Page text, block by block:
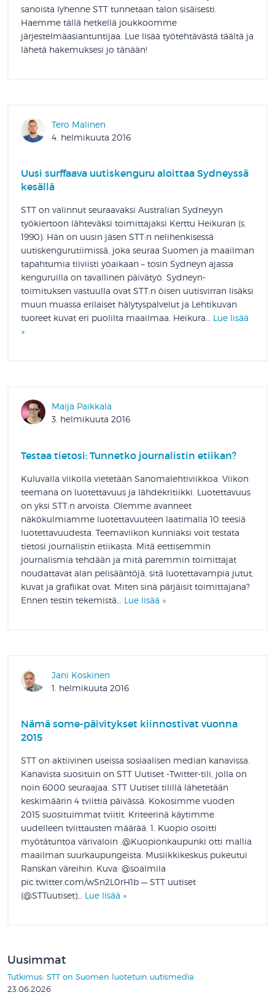
sanoista lyhenne STT tunnetaan talon sisäisesti.
Haemme tällä hetkellä joukkoomme
järjestelmäasiantuntijaa. Lue lisää työtehtävästä täältä ja
lähetä hakemuksesi jo tänään!
Tero Malinen
4. helmikuuta 2016
Uusi surffaava uutiskenguru aloittaa Sydneyssä
kesällä
STT on valinnut seuraavaksi Australian Sydneyyn
työkiertoon lähteväksi toimittajaksi Kerttu Heikuran (s.
1990). Hän on uusin jäsen STT:n nelihenkisessä
uutiskengurutiimissä, joka seuraa Suomen ja maailman
tapahtumia tiiviisti yöaikaan ­– tosin Sydneyn ajassa
kenguruilla on tavallinen päivätyö. Sydneyn-
toimituksen vastuulla ovat STT:n öisen uutisvirran lisäksi
muun muassa erilaiset hälytyspalvelut ja Lehtikuvan
tuoreet kuvat eri puolilta maailmaa. Heikura… Lue lisää
»
Maija Paikkala
3. helmikuuta 2016
Testaa tietosi: Tunnetko journalistin etiikan?
Kuluvalla viikolla vietetään Sanomalehtiviikkoa. Viikon
teemana on luotettavuus ja lähdekritiikki. Luotettavuus
on yksi STT:n arvoista. Olemme avanneet
näkökulmiamme luotettavuuteen laatimalla 10 teesiä
luotettavuudesta. Teemaviikon kunniaksi voit testata
tietosi journalistin etiikasta. Mitä eettisemmin
journalismia tehdään ja mitä paremmin toimittajat
noudattavat alan pelisääntöjä, sitä luotettavampia jutut,
kuvat ja grafiikat ovat. Miten sinä pärjäisit toimittajana?
Ennen testin tekemistä… Lue lisää »
Jani Koskinen
1. helmikuuta 2016
Nämä some-päivitykset kiinnostivat vuonna
2015
STT on aktiivinen useissa sosiaalisen median kanavissa.
Kanavista suosituin on STT Uutiset -Twitter-tili, jolla on
noin 6000 seuraajaa. STT Uutiset tilillä lähetetään
keskimäärin 4 tviittiä päivässä. Kokosimme vuoden
2015 suosituimmat tviitit. Kriteerinä käytimme
uudelleen tviittausten määrää. 1. Kuopio osoitti
myötätuntoa värivaloin .@Kuopionkaupunki otti mallia
maailman suurkaupungeista. Musiikkikeskus pukeutui
Ranskan väreihin. Kuva: @soalmila
pic.twitter.com/wSn2L0rH1b — STT uutiset
(@STTuutiset)… Lue lisää »
Uusimmat
Tutkimus: STT on Suomen luotetuin uutismedia
23.06.2026